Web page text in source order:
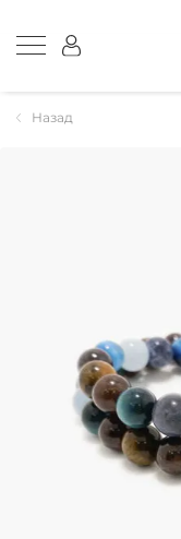
Назад